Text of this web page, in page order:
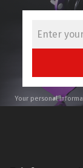
Your personal